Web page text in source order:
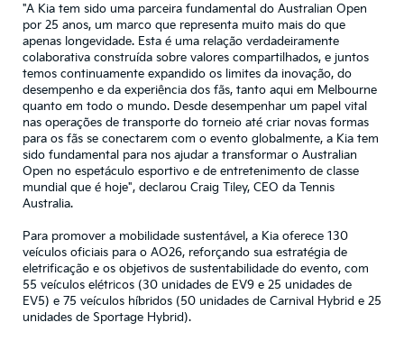
"A Kia tem sido uma parceira fundamental do Australian Open
por 25 anos, um marco que representa muito mais do que
apenas longevidade. Esta é uma relação verdadeiramente
colaborativa construída sobre valores compartilhados, e juntos
temos continuamente expandido os limites da inovação, do
desempenho e da experiência dos fãs, tanto aqui em Melbourne
quanto em todo o mundo. Desde desempenhar um papel vital
nas operações de transporte do torneio até criar novas formas
para os fãs se conectarem com o evento globalmente, a Kia tem
sido fundamental para nos ajudar a transformar o Australian
Open no espetáculo esportivo e de entretenimento de classe
mundial que é hoje", declarou Craig Tiley, CEO da Tennis
Australia.
Para promover a mobilidade sustentável, a Kia oferece 130
veículos oficiais para o AO26, reforçando sua estratégia de
eletrificação e os objetivos de sustentabilidade do evento, com
55 veículos elétricos (30 unidades de EV9 e 25 unidades de
EV5) e 75 veículos híbridos (50 unidades de Carnival Hybrid e 25
unidades de Sportage Hybrid).